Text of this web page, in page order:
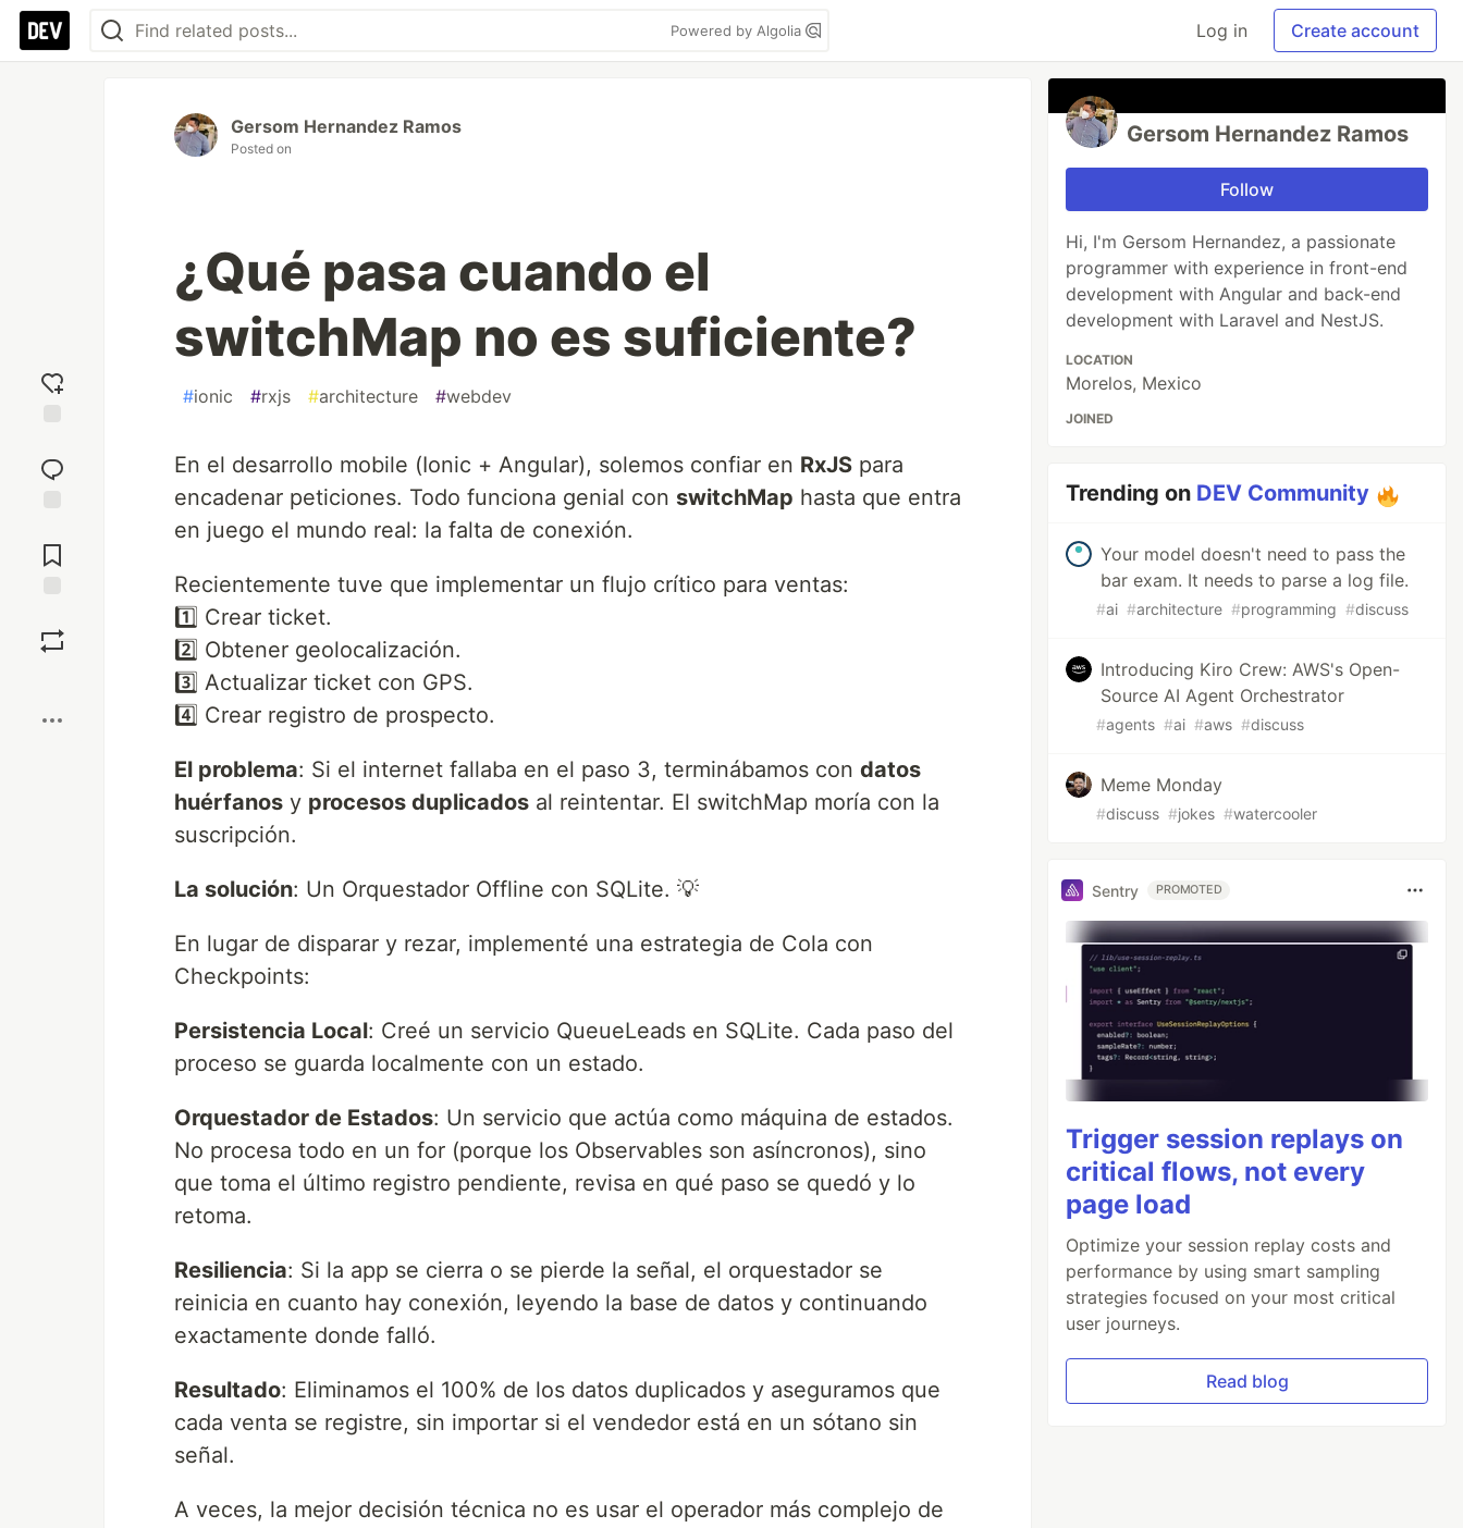
Powered by Algolia Log in Create account
reaction
Comments
Gersom Hernandez Ramos
Posted on
¿Qué pasa cuando el
switchMap no es suficiente?
#ionic #rxjs #architecture #webdev
En el desarrollo mobile (Ionic + Angular), solemos confiar en RxJS para
encadenar peticiones. Todo funciona genial con switchMap hasta que entra
en juego el mundo real: la falta de conexión.
Recientemente tuve que implementar un flujo crítico para ventas:
1️⃣ Crear ticket.
2️⃣ Obtener geolocalización.
3️⃣ Actualizar ticket con GPS.
4️⃣ Crear registro de prospecto.
El problema: Si el internet fallaba en el paso 3, terminábamos con datos
huérfanos y procesos duplicados al reintentar. El switchMap moría con la
suscripción.
La solución: Un Orquestador Offline con SQLite. 💡
En lugar de disparar y rezar, implementé una estrategia de Cola con
Checkpoints:
Persistencia Local: Creé un servicio QueueLeads en SQLite. Cada paso del
proceso se guarda localmente con un estado.
Orquestador de Estados: Un servicio que actúa como máquina de estados.
No procesa todo en un for (porque los Observables son asíncronos), sino
que toma el último registro pendiente, revisa en qué paso se quedó y lo
retoma.
Resiliencia: Si la app se cierra o se pierde la señal, el orquestador se
reinicia en cuanto hay conexión, leyendo la base de datos y continuando
exactamente donde falló.
Resultado: Eliminamos el 100% de los datos duplicados y aseguramos que
cada venta se registre, sin importar si el vendedor está en un sótano sin
señal.
A veces, la mejor decisión técnica no es usar el operador más complejo de
Gersom Hernandez Ramos
Follow
Hi, I'm Gersom Hernandez, a passionate
programmer with experience in front-end
development with Angular and back-end
development with Laravel and NestJS.
LOCATION
Morelos, Mexico
JOINED
Trending on DEV Community
Your model doesn't need to pass the
bar exam. It needs to parse a log file.
#ai #architecture #programming #discuss
Introducing Kiro Crew: AWS's Open-
Source AI Agent Orchestrator
#agents #ai #aws #discuss
Meme Monday
#discuss #jokes #watercooler
Sentry PROMOTED
Trigger session replays on
critical flows, not every
page load
Optimize your session replay costs and
performance by using smart sampling
strategies focused on your most critical
user journeys.
Read blog